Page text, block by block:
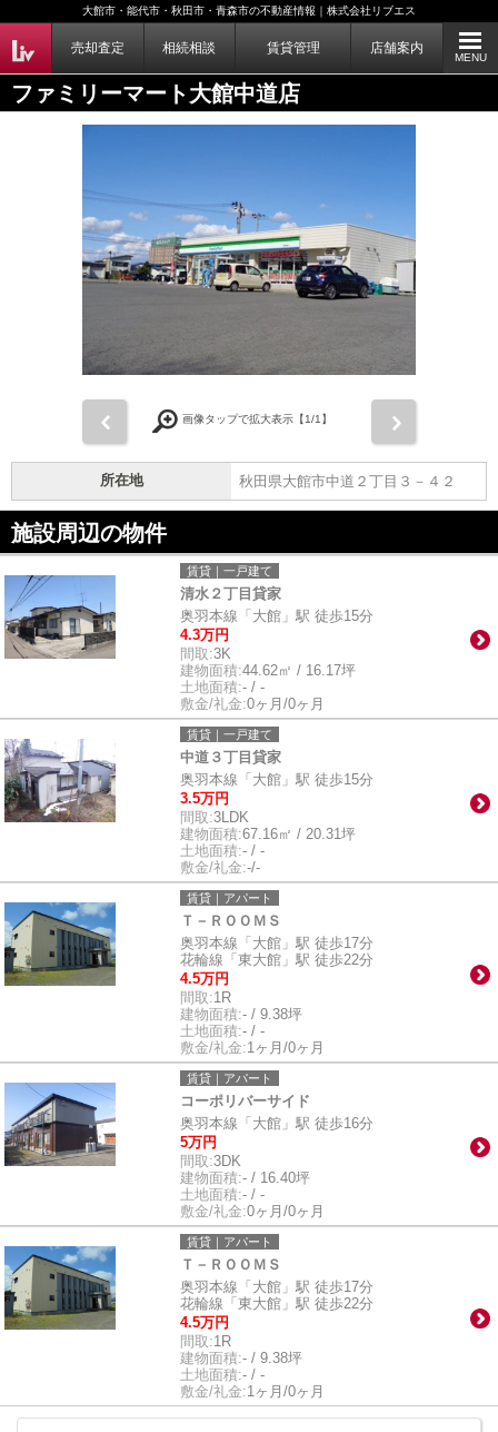
大館市・能代市・秋田市・青森市の不動産情報｜株式会社リブエス
売却査定 相続相談 賃貸管理 店舗案内
MENU
ファミリーマート大館中道店
画像タップで拡大表示【1/1】
所在地 秋田県大館市中道２丁目３－４２
施設周辺の物件
賃貸｜一戸建て
清水２丁目貸家
奥羽本線「大館」駅 徒歩15分
4.3万円
間取:3K
建物面積:44.62㎡ / 16.17坪
土地面積:- / -
敷金/礼金:0ヶ月/0ヶ月
賃貸｜一戸建て
中道３丁目貸家
奥羽本線「大館」駅 徒歩15分
3.5万円
間取:3LDK
建物面積:67.16㎡ / 20.31坪
土地面積:- / -
敷金/礼金:-/-
賃貸｜アパート
Ｔ－ＲＯＯＭＳ
奥羽本線「大館」駅 徒歩17分
花輪線「東大館」駅 徒歩22分
4.5万円
間取:1R
建物面積:- / 9.38坪
土地面積:- / -
敷金/礼金:1ヶ月/0ヶ月
賃貸｜アパート
コーポリバーサイド
奥羽本線「大館」駅 徒歩16分
5万円
間取:3DK
建物面積:- / 16.40坪
土地面積:- / -
敷金/礼金:0ヶ月/0ヶ月
賃貸｜アパート
Ｔ－ＲＯＯＭＳ
奥羽本線「大館」駅 徒歩17分
花輪線「東大館」駅 徒歩22分
4.5万円
間取:1R
建物面積:- / 9.38坪
土地面積:- / -
敷金/礼金:1ヶ月/0ヶ月